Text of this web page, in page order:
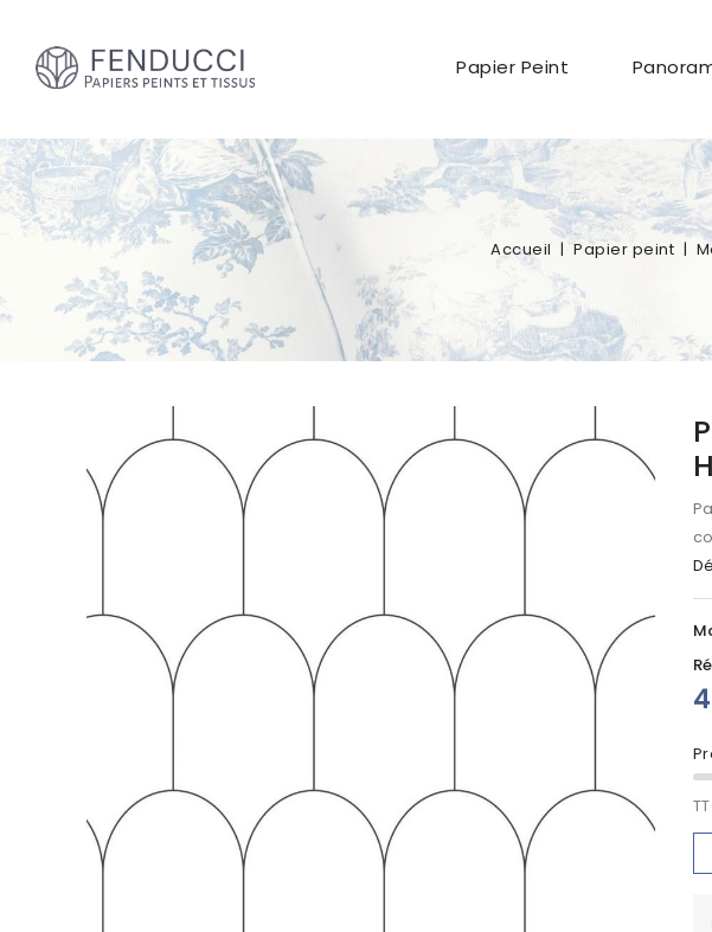
Papier Peint
Accueil Papier peint